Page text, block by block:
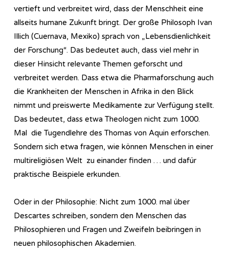
vertieft und verbreitet wird, dass der Menschheit eine
allseits humane Zukunft bringt. Der große Philosoph Ivan
Illich (Cuernava, Mexiko) sprach von „Lebensdienlichkeit
der Forschung“. Das bedeutet auch, dass viel mehr in
dieser Hinsicht relevante Themen geforscht und
verbreitet werden. Dass etwa die Pharmaforschung auch
die Krankheiten der Menschen in Afrika in den Blick
nimmt und preiswerte Medikamente zur Verfügung stellt.
Das bedeutet, dass etwa Theologen nicht zum 1000.
Mal die Tugendlehre des Thomas von Aquin erforschen.
Sondern sich etwa fragen, wie können Menschen in einer
multireligiösen Welt zu einander finden … und dafür
praktische Beispiele erkunden.
Oder in der Philosophie: Nicht zum 1000. mal über
Descartes schreiben, sondern den Menschen das
Philosophieren und Fragen und Zweifeln beibringen in
neuen philosophischen Akademien.